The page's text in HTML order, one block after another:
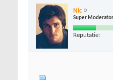
Nic
Super Moderator
Reputatie: